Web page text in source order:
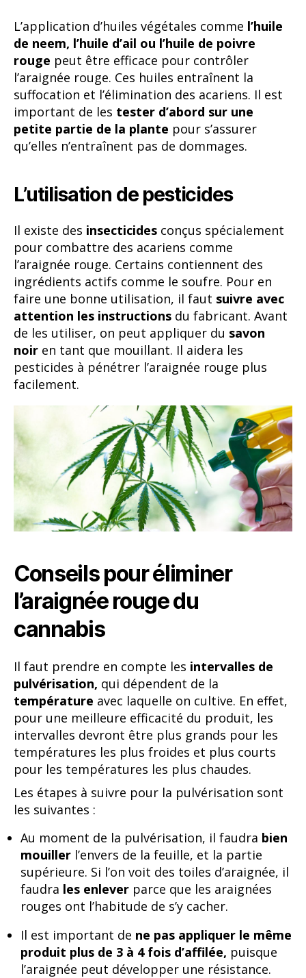
L’application d’huiles végétales comme l’huile
de neem, l’huile d’ail ou l’huile de poivre
rouge peut être efficace pour contrôler
l’araignée rouge. Ces huiles entraînent la
suffocation et l’élimination des acariens. Il est
important de les tester d’abord sur une
petite partie de la plante pour s’assurer
qu’elles n’entraînent pas de dommages.
L’utilisation de pesticides
Il existe des insecticides conçus spécialement
pour combattre des acariens comme
l’araignée rouge. Certains contiennent des
ingrédients actifs comme le soufre. Pour en
faire une bonne utilisation, il faut suivre avec
attention les instructions du fabricant. Avant
de les utiliser, on peut appliquer du savon
noir en tant que mouillant. Il aidera les
pesticides à pénétrer l’araignée rouge plus
facilement.
Conseils pour éliminer
l’araignée rouge du
cannabis
Il faut prendre en compte les intervalles de
pulvérisation, qui dépendent de la
température avec laquelle on cultive. En effet,
pour une meilleure efficacité du produit, les
intervalles devront être plus grands pour les
températures les plus froides et plus courts
pour les températures les plus chaudes.
Les étapes à suivre pour la pulvérisation sont
les suivantes :
Au moment de la pulvérisation, il faudra bien
mouiller l’envers de la feuille, et la partie
supérieure. Si l’on voit des toiles d’araignée, il
faudra les enlever parce que les araignées
rouges ont l’habitude de s’y cacher.
Il est important de ne pas appliquer le même
produit plus de 3 à 4 fois d’affilée, puisque
l’araignée peut développer une résistance.